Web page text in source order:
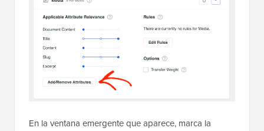
En la ventana emergente que aparece, marca la